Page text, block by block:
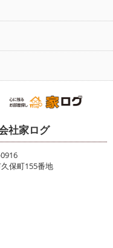
社家ログ
保町155番地